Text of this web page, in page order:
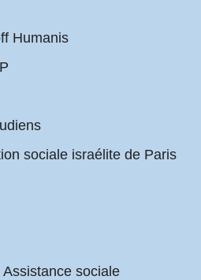
Humanis
sociale israélite de Paris
sociale